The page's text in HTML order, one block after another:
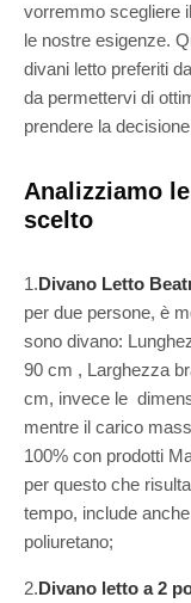
vorremmo scegliere
le nostre esigenze.
divani letto preferiti
da permettervi di
prendere la
Analizziamo
scelto
1.Divano Letto
per due persone, è
sono divano:
90 cm , Larghezza
cm, invece le
mentre il carico
100% con prodotti
per questo che
tempo, include
poliuretano;
2.Divano letto a 2